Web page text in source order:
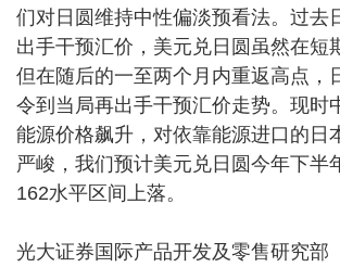
们对日圆维持中性偏淡预看法。过去
出手干预汇价，美元兑日圆虽然在短
但在随后的一至两个月内重返高点，
令到当局再出手干预汇价走势。现时
能源价格飙升，对依靠能源进口的日
严峻，我们预计美元兑日圆今年下半
162水平区间上落。
光大证券国际产品开发及零售研究部